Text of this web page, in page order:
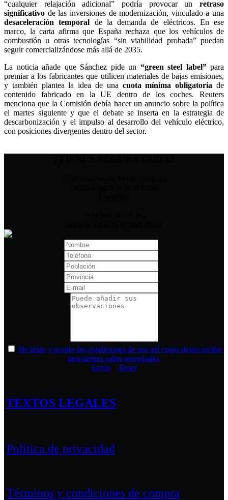
“cualquier relajación adicional” podría provocar un retraso
significativo de las inversiones de modernización, vinculado a una
desaceleración temporal de la demanda de eléctricos. En ese
marco, la carta afirma que España rechaza que los vehículos de
combustión u otras tecnologías “sin viabilidad probada” puedan
seguir comercializándose más allá de 2035.
La noticia añade que Sánchez pide un “green steel label”para
premiar a los fabricantes que utilicen materiales de bajas emisiones,
y también plantea la idea de una cuota mínima obligatoria de
contenido fabricado en la UE dentro de los coches. Reuters
menciona que la Comisión debía hacer un anuncio sobre la política
el martes siguiente y que el debate se inserta en la estrategia de
descarbonización y el impulso al desarrollo del vehículo eléctrico,
con posiciones divergentes dentro del sector.
He leído y acepto las condiciones de uso así como deseo recibir
newsletters sobre novedades.
Envío
Reset
TEXTOS LEGALES
Política de privacidad
Términos y condiciones de compra